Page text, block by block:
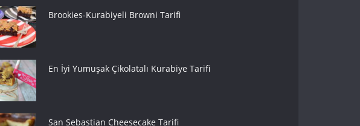
Brookies-Kurabiyeli Browni Tarifi
En İyi Yumuşak Çikolatalı Kurabiye Tarifi
San Sebastian Cheesecake Tarifi